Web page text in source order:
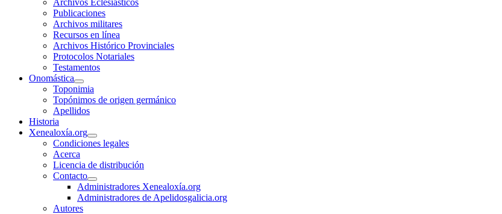
Archivos Eclesiásticos
Publicaciones
Archivos militares
Recursos en línea
Archivos Histórico Provinciales
Protocolos Notariales
Testamentos
Onomástica
Toponimia
Topónimos de origen germánico
Apellidos
Historia
Xenealoxía.org
Condiciones legales
Acerca
Licencia de distribución
Contacto
Administradores Xenealoxía.org
Administradores de Apelidosgalicia.org
Autores